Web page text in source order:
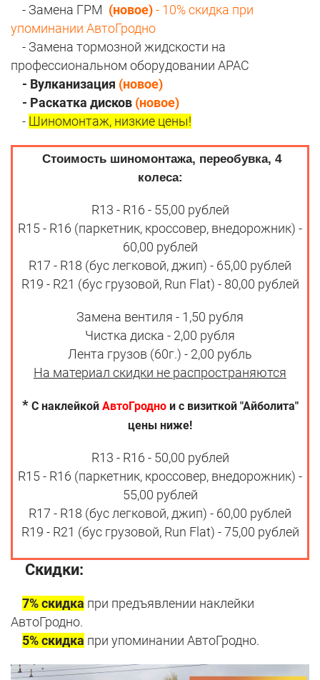
- Замена ГРМ (новое)- 10% скидка при
упоминании АвтоГродно
- Замена тормозной жидскости на
профессиональном оборудовании APAC
- Вулканизация (новое)
- Раскатка дисков (новое)
- Шиномонтаж, низкие цены!
Стоимость шиномонтажа, переобувка, 4
колеса:
R13 - R16 - 55,00 рублей
R15 - R16 (паркетник, кроссовер, внедорожник) -
60,00 рублей
R17 - R18 (бус легковой, джип) - 65,00 рублей
R19 - R21 (бус грузовой, Run Flat) - 80,00 рублей
Замена вентиля - 1,50 рубля
Чистка диска - 2,00 рубля
Лента грузов (60г.) - 2,00 рубль
На материал скидки не распространяются
*С наклейкой АвтоГроднои с визиткой "Айболита"
цены ниже!
R13 - R16 - 50,00 рублей
R15 - R16 (паркетник, кроссовер, внедорожник) -
55,00 рублей
R17 - R18 (бус легковой, джип) - 60,00 рублей
R19 - R21 (бус грузовой, Run Flat) - 75,00 рублей
Скидки:
7% скидка при предъявлении наклейки
АвтоГродно.
5% скидка при упоминании АвтоГродно.